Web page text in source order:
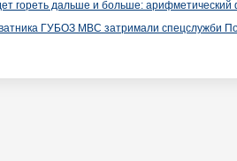
гореть дальше и больше: арифметический
ГУБОЗ МВС затримали спецслужби